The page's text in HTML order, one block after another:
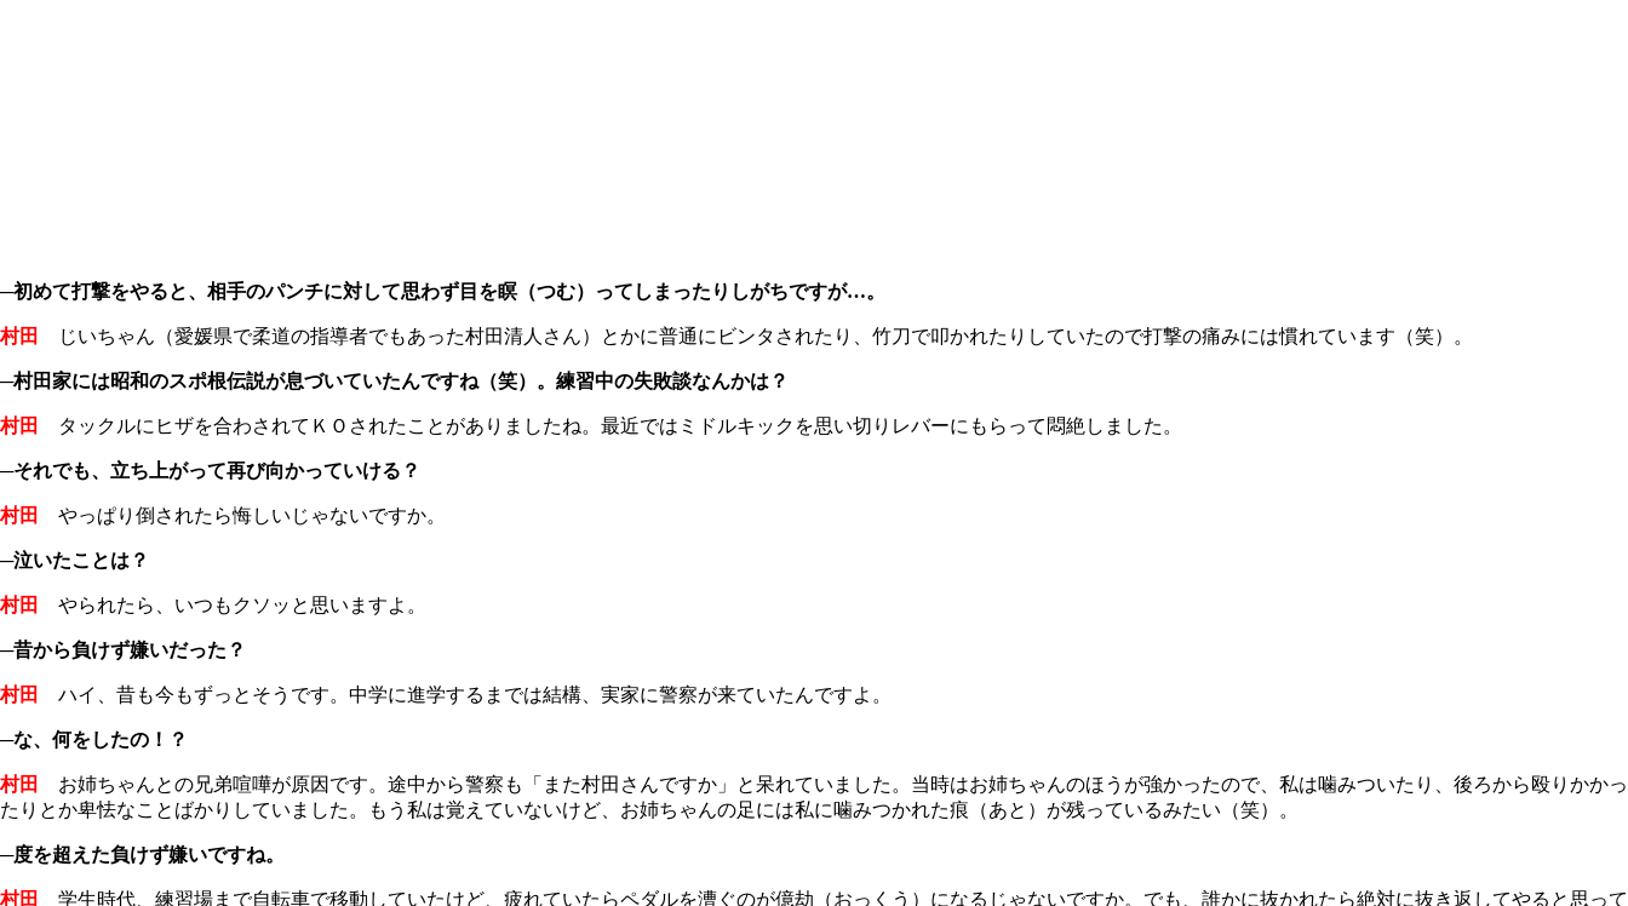
─初めて打撃をやると、相手のパンチに対して思わず目を瞑（つむ）ってしまったりしがちですが…。
村田 じいちゃん（愛媛県で柔道の指導者でもあった村田清人さん）とかに普通にビンタされたり、竹刀で叩かれたりしていたので打撃の痛みには慣れています（笑）。
─村田家には昭和のスポ根伝説が息づいていたんですね（笑）。練習中の失敗談なんかは？
村田 タックルにヒザを合わされてＫＯされたことがありましたね。最近ではミドルキックを思い切りレバーにもらって悶絶しました。
─それでも、立ち上がって再び向かっていける？
村田 やっぱり倒されたら悔しいじゃないですか。
─泣いたことは？
村田 やられたら、いつもクソッと思いますよ。
─昔から負けず嫌いだった？
村田 ハイ、昔も今もずっとそうです。中学に進学するまでは結構、実家に警察が来ていたんですよ。
─な、何をしたの！？
村田
お姉ちゃんとの兄弟喧嘩が原因です。途中から警察も「また村田さんですか」と呆れていました。当時はお姉ちゃんのほうが強かったので、私は噛みついたり、後ろから殴りかかっ
たりとか卑怯なことばかりしていました。もう私は覚えていないけど、お姉ちゃんの足には私に噛みつかれた痕（あと）が残っているみたい（笑）。
─度を超えた負けず嫌いですね。
村田 学生時代、練習場まで自転車で移動していたけど、疲れていたらペダルを漕ぐのが億劫（おっくう）になるじゃないですか。でも、誰かに抜かれたら絶対に抜き返してやると思って